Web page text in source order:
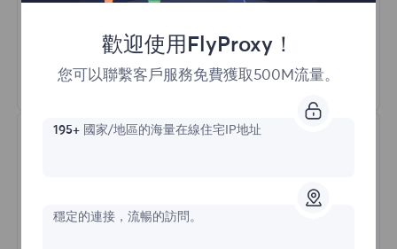
HTTP(S)/SOCKS5
瞭解更多
歡迎使用FlyProxy！
您可以聯繫客戶服務免費獲取500M流量。
195+國家/地區的海量在線住宅IP地址
穩定的連接，流暢的訪問。